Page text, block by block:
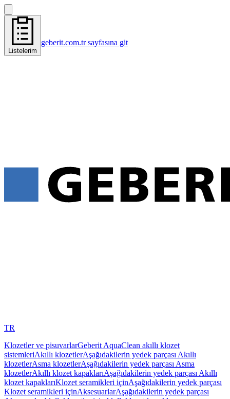
Listelerim
geberit.com.tr sayfasına git
TR
Klozetler ve pisuvarlarGeberit AquaClean akıllı klozet
sistemleriAkıllı klozetlerAşağıdakilerin yedek parçası Akıllı
klozetlerAsma klozetlerAşağıdakilerin yedek parçası Asma
klozetlerAkıllı klozet kapaklarıAşağıdakilerin yedek parçası Akıllı
klozet kapaklarıKlozet seramikleri içinAşağıdakilerin yedek parçası
Klozet seramikleri içinAksesuarlarAşağıdakilerin yedek parçası